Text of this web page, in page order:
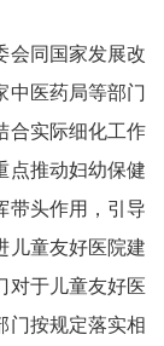
同国家发展改
中医药局等部门
合实际细化工作
点推动妇幼保健
带头作用，引导
儿童友好医院建
对于儿童友好医
门按规定落实相